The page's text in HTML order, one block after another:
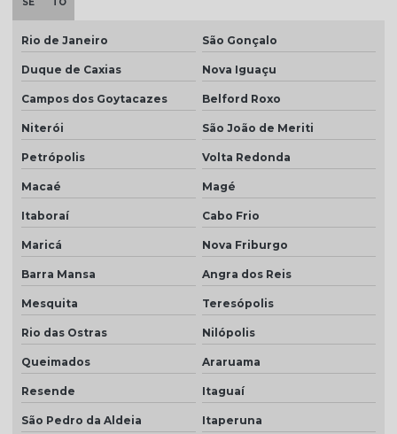
Telha branca esmaltada
Telha branca preço
Telha branca resinada
Telha caramelo
Telha celote preço
Telha de cimento cinza preço
Telha de cimento hidrofugada
Telha de cimento preço
Telha de cimento resinada
Telha cinza claro
Telha cinza escuro
Telha cinza esmaltada
Telha cinza grafite
SE TO
Rio de Janeiro São Gonçalo
Duque de Caxias Nova Iguaçu
Campos dos Goytacazes Belford Roxo
Niterói São João de Meriti
Petrópolis Volta Redonda
Macaé Magé
Itaboraí Cabo Frio
Maricá Nova Friburgo
Barra Mansa Angra dos Reis
Mesquita Teresópolis
Rio das Ostras Nilópolis
Queimados Araruama
Resende Itaguaí
São Pedro da Aldeia Itaperuna